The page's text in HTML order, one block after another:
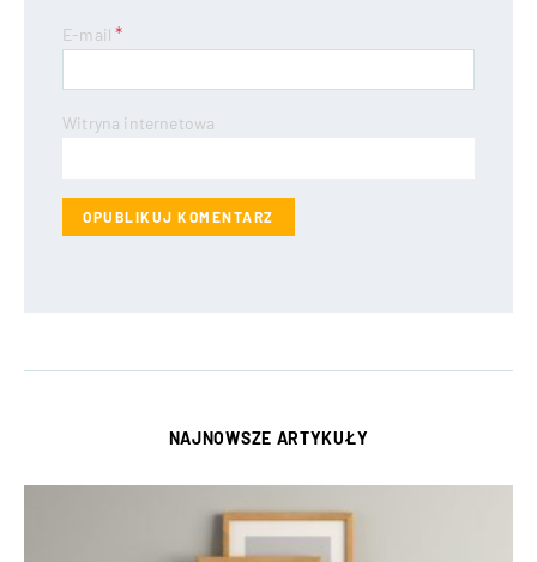
E-mail*
Witryna internetowa
NAJNOWSZE ARTYKUŁY